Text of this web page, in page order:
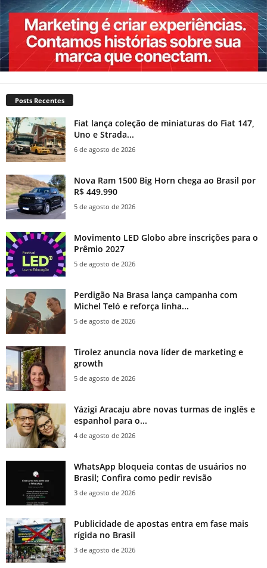
Posts Recentes
Fiat lança coleção de miniaturas do Fiat 147,
Uno e Strada...
6 de agosto de 2026
Nova Ram 1500 Big Horn chega ao Brasil por
R$ 449.990
5 de agosto de 2026
Movimento LED Globo abre inscrições para o
Prêmio 2027
5 de agosto de 2026
Perdigão Na Brasa lança campanha com
Michel Teló e reforça linha...
5 de agosto de 2026
Tirolez anuncia nova líder de marketing e
growth
5 de agosto de 2026
Yázigi Aracaju abre novas turmas de inglês e
espanhol para o...
4 de agosto de 2026
WhatsApp bloqueia contas de usuários no
Brasil; Confira como pedir revisão
3 de agosto de 2026
Publicidade de apostas entra em fase mais
rígida no Brasil
3 de agosto de 2026